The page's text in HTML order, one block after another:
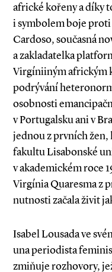
africké kořeny a díky
i symbolem boje proti
Cardoso, současná
a zakladatelka
Virgíniiným africkým
podrývání
osobnosti
v Portugalsku ani v
jednou z prvních
fakultu Lisabonské
v akademickém roce
Virgínia Quaresma z
nutnosti začala živit
Isabel Lousada ve
una periodista
zmiňuje rozhovory,